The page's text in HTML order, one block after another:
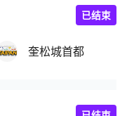
奎松城首都
已结束